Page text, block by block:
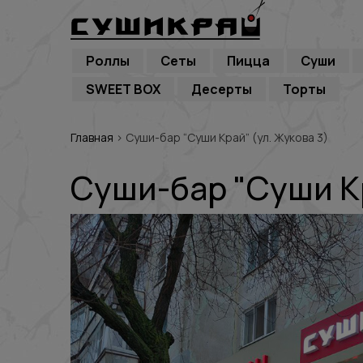
Роллы Сеты Пицца Суши
SWEET BOX
Десерты Торты
Главная › Суши-бар “Суши Край” (ул. Жукова 3)
Суши-бар "Суши